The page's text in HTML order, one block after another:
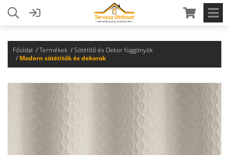
Főoldal Termékek
Sötétítő és Dekor függönyök
Modern sötétítők és dekorok